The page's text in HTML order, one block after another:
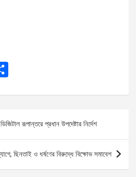
ar
e
রূপান্তরে প্রধান উপদেষ্টার নির্দেশ
ছিনতাই ও ধর্ষণের বিরুদ্ধে বিক্ষোভ সমাবেশ